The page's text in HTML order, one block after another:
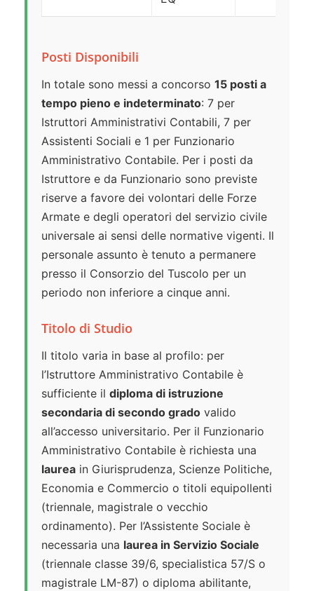
Posti Disponibili
In totale sono messi a concorso 15 posti a
tempo pieno e indeterminato: 7 per
Istruttori Amministrativi Contabili, 7 per
Assistenti Sociali e 1 per Funzionario
Amministrativo Contabile. Per i posti da
Istruttore e da Funzionario sono previste
riserve a favore dei volontari delle Forze
Armate e degli operatori del servizio civile
universale ai sensi delle normative vigenti. Il
personale assunto è tenuto a permanere
presso il Consorzio del Tuscolo per un
periodo non inferiore a cinque anni.
Titolo di Studio
Il titolo varia in base al profilo: per
l’Istruttore Amministrativo Contabile è
sufficiente il diploma di istruzione
secondaria di secondo grado valido
all’accesso universitario. Per il Funzionario
Amministrativo Contabile è richiesta una
laurea in Giurisprudenza, Scienze Politiche,
Economia e Commercio o titoli equipollenti
(triennale, magistrale o vecchio
ordinamento). Per l’Assistente Sociale è
necessaria una laurea in Servizio Sociale
(triennale classe 39/6, specialistica 57/S o
magistrale LM-87) o diploma abilitante,